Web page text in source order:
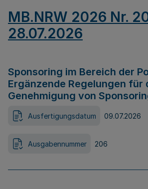
MB.NRW 2026 Nr.
28.07.2026
Sponsoring im Bereich der
Ergänzende Regelungen für
Genehmigung von
Ausfertigungsdatum 09.07.2026
Ausgabennummer 206